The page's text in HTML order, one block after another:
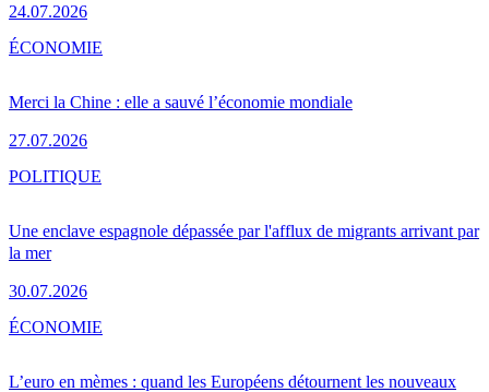
24.07.2026
Merci la Chine : elle a sauvé l’économie mondiale
27.07.2026
ÉCONOMIE
Une enclave espagnole dépassée par l'afflux de migrants arrivant par
la mer
30.07.2026
POLITIQUE
L’euro en mèmes : quand les Européens détournent les nouveaux
ÉCONOMIE